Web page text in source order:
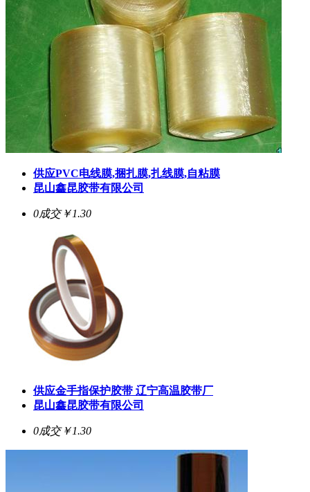
供应PVC电线膜,捆扎膜,扎线膜,自粘膜
昆山鑫昆胶带有限公司
0成交￥1.30
供应金手指保护胶带 辽宁高温胶带厂
昆山鑫昆胶带有限公司
0成交￥1.30